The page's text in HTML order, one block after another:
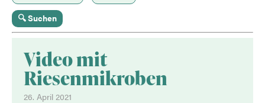
Video mit
Riesenmikroben
26. April 2021